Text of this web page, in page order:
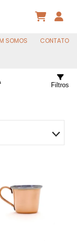
SOMOS CONTATO
Filtros